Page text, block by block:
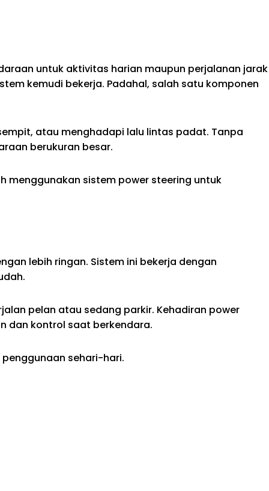
untuk aktivitas harian maupun perjalanan jarak
kemudi bekerja. Padahal, salah satu komponen
atau menghadapi lalu lintas padat. Tanpa
berukuran besar.
menggunakan sistem power steering untuk
lebih ringan. Sistem ini bekerja dengan
pelan atau sedang parkir. Kehadiran power
dan kontrol saat berkendara.
sehari-hari.